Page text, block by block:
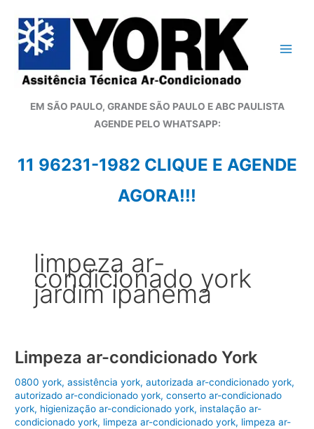
para
conteúdo
EM SÃO PAULO, GRANDE SÃO PAULO E ABC PAULISTA
AGENDE PELO WHATSAPP:
11 96231-1982 CLIQUE E AGENDE
AGORA!!!
limpeza ar-
condicionado york
jardim ipanema
Limpeza ar-condicionado York
0800 york,assistência york,autorizada ar-condicionado york,
autorizado ar-condicionado york,conserto ar-condicionado
york, higienização ar-condicionado york, instalação ar-
condicionado york, limpeza ar-condicionado york, limpeza ar-